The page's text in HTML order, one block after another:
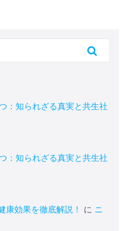
：知られざる真実と共生社
：知られざる真実と共生社
康効果を徹底解説！ に ニ